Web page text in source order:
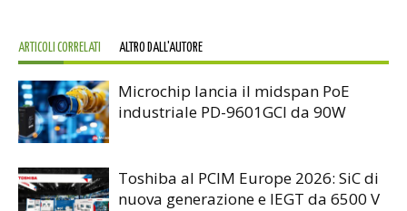
ARTICOLI CORRELATI ALTRO DALL'AUTORE
Microchip lancia il midspan PoE
industriale PD-9601GCI da 90W
Toshiba al PCIM Europe 2026: SiC di
nuova generazione e IEGT da 6500 V